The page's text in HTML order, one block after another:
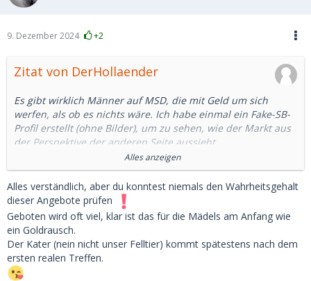
9. Dezember 2024 +2
Zitat von DerHollaender
Es gibt wirklich Männer auf MSD, die mit Geld um sich
werfen, als ob es nichts wäre. Ich habe einmal ein Fake-SB-
Profil erstellt (ohne Bilder), um zu sehen, wie der Markt aus
der Perspektive der anderen Seite aussieht.
Innerhalb von 24 Stunden haben mir Männer folgendes
geboten:
1. 300 EUR für einen 20-minütigen Quickie im Auto
2. 900 EUR für ca. drei Stunden
3. 2-4k pro Monat (sogar von einem 39-Jährigen)
Besonders der letzte Punkt klingt für mich wirklich seltsam.
Ich weiß nicht einmal, welche Berufe in Deutschland zu
einem verfügbaren Einkommen von über 4.000 führen
Alles anzeigen
Alles verständlich, aber du konntest niemals den Wahrheitsgehalt
dieser Angebote prüfen
Geboten wird oft viel, klar ist das für die Mädels am Anfang wie
ein Goldrausch.
Der Kater (nein nicht unser Felltier) kommt spätestens nach dem
ersten realen Treffen.